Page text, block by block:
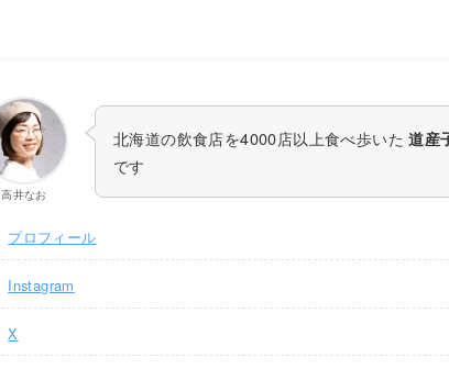
高井なお
北海道の飲食店を4000店以上食べ歩いた道産
です
プロフィール
Instagram
X